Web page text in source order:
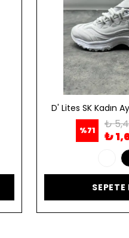
D' Lites SK Kadın
%71 ₺
₺
SEPETE